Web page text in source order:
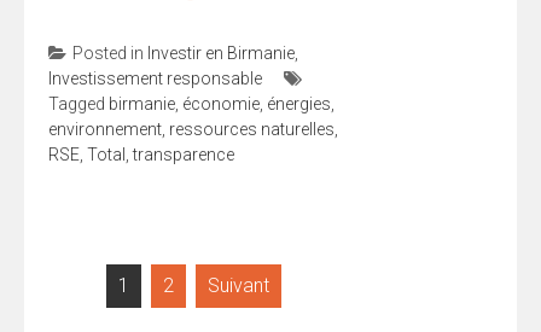
Posted in Investir en Birmanie
Investissement responsable
Tagged birmanie économie énergies
environnement ressources naturelles
RSE Total ,transparence
Pagination
1 2 Suivant